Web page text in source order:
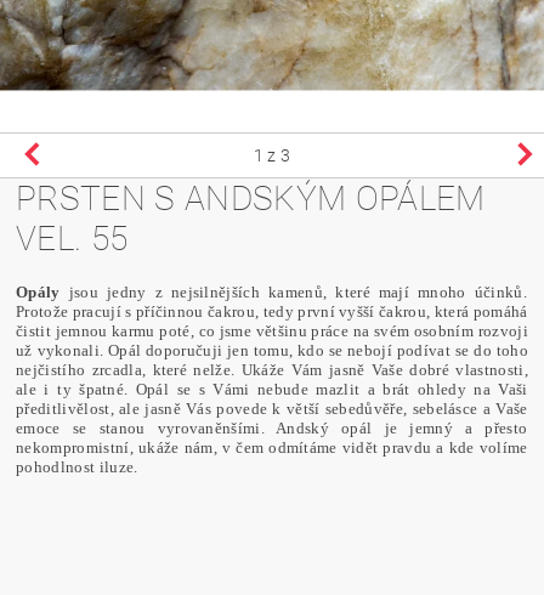
1 z 3
PRSTEN S ANDSKÝM OPÁLEM
VEL. 55
Opály jsou jedny z nejsilnějších kamenů, které mají mnoho účinků.
Protože pracují s příčinnou čakrou, tedy první vyšší čakrou, která pomáhá
čistit jemnou karmu poté, co jsme většinu práce na svém osobním rozvoji
už vykonali. Opál doporučuji jen tomu, kdo se nebojí podívat se do toho
nejčistího zrcadla, které nelže. Ukáže Vám jasně Vaše dobré vlastnosti,
ale i ty špatné. Opál se s Vámi nebude mazlit a brát ohledy na Vaši
předitlivělost, ale jasně Vás povede k větší sebedůvěře, sebelásce a Vaše
emoce se stanou vyrovaněnšími. Andský opál je jemný a přesto
nekompromistní, ukáže nám, v čem odmítáme vidět pravdu a kde volíme
pohodlnost iluze.